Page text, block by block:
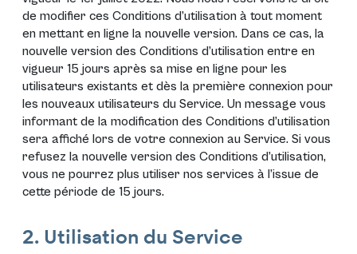
de modifier ces Conditions d’utilisation à tout moment
en mettant en ligne la nouvelle version. Dans ce cas, la
nouvelle version des Conditions d’utilisation entre en
vigueur 15 jours après sa mise en ligne pour les
utilisateurs existants et dès la première connexion pour
les nouveaux utilisateurs du Service. Un message vous
informant de la modification des Conditions d’utilisation
sera affiché lors de votre connexion au Service. Si vous
refusez la nouvelle version des Conditions d’utilisation,
vous ne pourrez plus utiliser nos services à l’issue de
cette période de 15 jours.
2. Utilisation du Service